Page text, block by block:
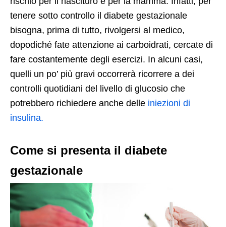
tenere sotto controllo il diabete gestazionale
bisogna, prima di tutto, rivolgersi al medico,
dopodiché fate attenzione ai carboidrati, cercate di
fare costantemente degli esercizi. In alcuni casi,
quelli un po’ più gravi occorrerà ricorrere a dei
controlli quotidiani del livello di glucosio che
potrebbero richiedere anche delle iniezioni di
insulina.
Come si presenta il diabete
gestazionale